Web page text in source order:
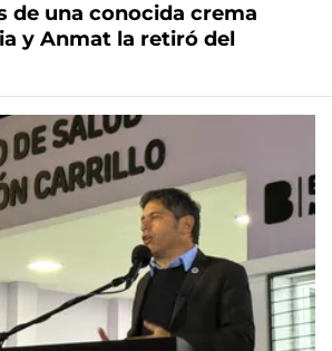
de una conocida crema
y Anmat la retiró del